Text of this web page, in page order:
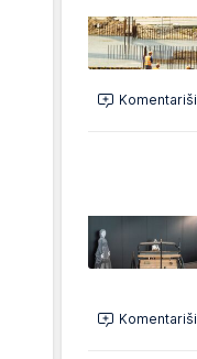
Komentariši
Komentariši